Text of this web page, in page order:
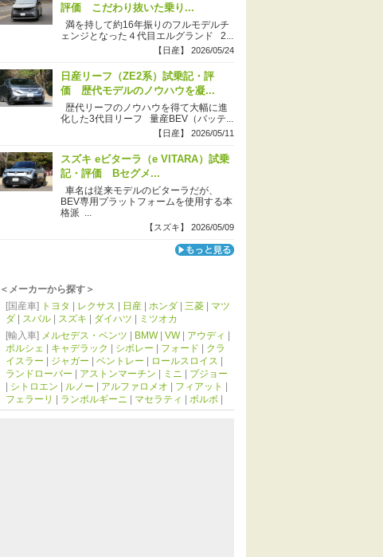
評価 こだわり抜いた乗り...
満を持して約16年振りのフルモデルチ
ェンジとなった４代目エルグランド 2...
【日産】 2026/05/24
日産リーフ（ZE2系）試乗記・評
価 歴代モデルのノウハウを凝...
歴代リーフのノウハウを得て大幅に進
化した3代目リーフ 量産BEV（バッテ...
【日産】 2026/05/11
スズキ eビターラ（e VITARA）試乗
記・評価 Bセグメ...
車名は従来モデルのビターラだが、
BEV専用プラットフォームを使用する本
格派 ...
【スズキ】 2026/05/09
＜メーカーから探す＞
[国産車] トヨタ レクサス 日産 ホンダ 三菱
マツ
ダ
スバル スズキ ダイハツ
ミツオカ
[輸入車] メルセデス・ベンツ BMW| VW| アウディ
ポルシェ
キャデラック シボレー フォード
クラ
イスラー
ジャガー ベントレー ロールスロイス
ランドローバー
アストンマーチン ミニ
プジョー
シトロエン ルノー アルファロメオ フィアット
フェラーリ
ランボルギーニ マセラティ ボルボ